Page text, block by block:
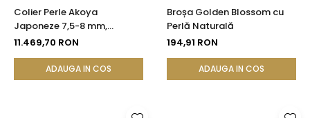
Colier Perle Akoya
Japoneze 7,5-8 mm,
Calitate AAA, Închizătoare
11.469,70 RON
ADAUGA IN COS
Broșa Golden Blossom cu
Perlă Naturală
194,91 RON
ADAUGA IN COS